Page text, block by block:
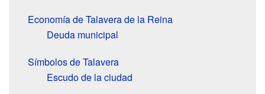
Economía de Talavera de la Reina
Deuda municipal
Símbolos de Talavera
Escudo de la ciudad